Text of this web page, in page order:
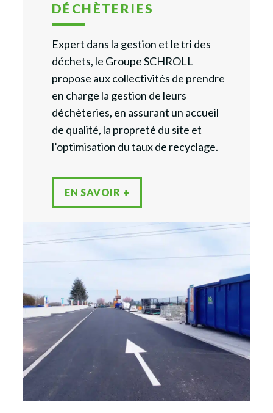
DÉCHÈTERIES
Expert dans la gestion et le tri des
déchets, le Groupe SCHROLL
propose aux collectivités de prendre
en charge la gestion de leurs
déchèteries, en assurant un accueil
de qualité, la propreté du site et
l’optimisation du taux de recyclage.
EN SAVOIR +